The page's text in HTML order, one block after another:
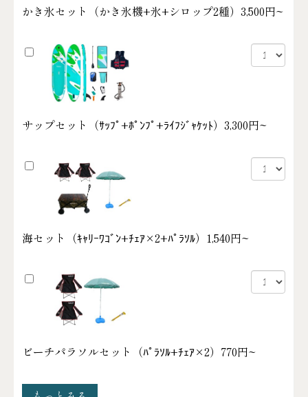
かき氷セット（かき氷機+氷+シロップ2種） 3,500円~
サップセット（ｻｯﾌﾟ+ﾎﾟﾝﾌﾟ+ﾗｲﾌｼﾞｬｹｯﾄ） 3,300円~
海セット（ｷｬﾘｰﾜｺﾞﾝ+ﾁｪｱ×2+ﾊﾟﾗｿﾙ） 1,540円~
ビーチパラソルセット（ﾊﾟﾗｿﾙ+ﾁｪｱ×2） 770円~